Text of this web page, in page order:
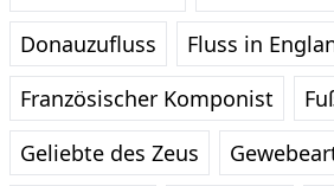
Donauzufluss
Fluss in
Französischer Komponist
Geliebte des Zeus